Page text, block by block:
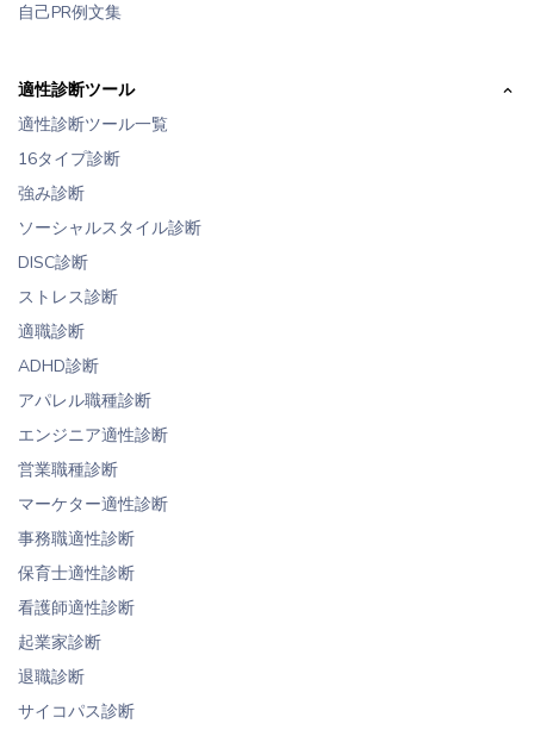
自己PR例文集
適性診断ツール
適性診断ツール一覧
16タイプ診断
強み診断
ソーシャルスタイル診断
DISC診断
ストレス診断
適職診断
ADHD診断
アパレル職種診断
エンジニア適性診断
営業職種診断
マーケター適性診断
事務職適性診断
保育士適性診断
看護師適性診断
起業家診断
退職診断
サイコパス診断